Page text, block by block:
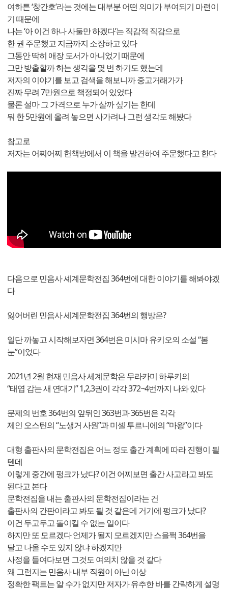
여하튼 ‘창간호’라는 것에는 대부분 어떤 의미가 부여되기 마련이
기 때문에
나는 ‘아 이건 하나 사둘만 하겠다’는 직감적 직감으로
한 권 주문했고 지금까지 소장하고 있다
그동안 딱히 애장 도서가 아니었기 때문에
그만 방출할까 하는 생각을 몇 번 하기도 했는데
저자의 이야기를 보고 검색을 해보니까 중고거래가가
진짜 무려 7만원으로 책정되어 있었다
물론 설마 그 가격으로 누가 살까 싶기는 한데
뭐 한 5만원에 올려 놓으면 사가려나 그런 생각도 해봤다
참고로
저자는 어찌어찌 헌책방에서 이 책을 발견하여 주문했다고 한다
다음으로 민음사 셰계문학전집 364번에 대한 이야기를 해봐야겠
다
잃어버린 민음사 세계문학전집 364번의 행방은?
일단 까놓고 시작해보자면 364번은 미시마 유키오의 소설 “봄
눈”이었다
2021년 2월 현재 민음사 세계문학은 무라카미 하루키의
“태엽 감는 새 연대기” 1,2,3권이 각각 372~4번까지 나와 있다
문제의 번호 364번의 앞뒤인 363번과 365번은 각각
제인 오스틴의 “노생거 사원”과 미셸 투르니에의 “마왕”이다
대형 출판사의 문학전집은 어느 정도 출간 계획에 따라 진행이 될
텐데
이렇게 중간에 펑크가 났다? 이건 어찌보면 출간 사고라고 봐도
된다고 본다
문학전집을 내는 출판사의 문학전집이라는 건
출판사의 간판이라고 봐도 될 것 같은데 거기에 펑크가 났다?
이건 두고두고 돌이킬 수 없는 일이다
하지만 또 모르겠다 언제가 될지 모르겠지만 스을쩍 364번을
달고 나올 수도 있지 않냐 하겠지만
사정을 들여다보면 그것도 여의치 않을 것 같다
왜 그런지는 민음사 내부 직원이 아닌 이상
정확한 팩트는 알 수가 없지만 저자가 유추한 바를 간략하게 설명